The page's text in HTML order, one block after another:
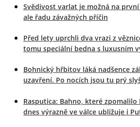
Svědivost varlat je možná na
ale řadu závažných příčin
Před lety uprchli dva vrazi z
tomu speciální bedna s luxusním
Bohnický hřbitov láká nadšence
uzavření. Po nocích jsou tu prý
Rasputica: Bahno, které zpomalilo
dnes výrazně ve válce ubližuje i